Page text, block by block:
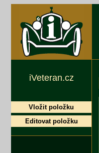
iVeteran.cz
Vložit položku
Editovat položku